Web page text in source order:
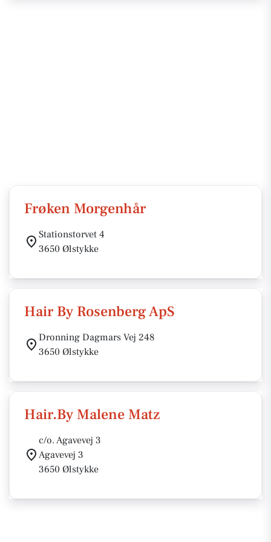
Frøken Morgenhår
Stationstorvet 4
3650 Ølstykke
Hair By Rosenberg ApS
Dronning Dagmars Vej 248
3650 Ølstykke
Hair.By Malene Matz
c/o. Agavevej 3
Agavevej 3
3650 Ølstykke